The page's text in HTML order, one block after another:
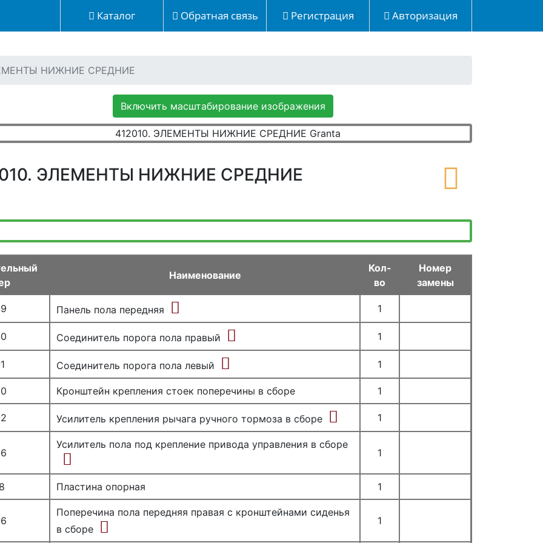
Каталог Обратная связь Регистрация Авторизация
НИЖНИЕ СРЕДНИЕ
Включить масштабирование изображения
ЭЛЕМЕНТЫ НИЖНИЕ СРЕДНИЕ
Наименование
Кол-
во
Номер
замены
Панель пола передняя 1
Соединитель порога пола правый 1
Соединитель порога пола левый 1
Кронштейн крепления стоек поперечины в сборе 1
Усилитель крепления рычага ручного тормоза в сборе 1
Усилитель пола под крепление привода управления в сборе
1
Пластина опорная 1
Поперечина пола передняя правая с кронштейнами сиденья
в сборе
1